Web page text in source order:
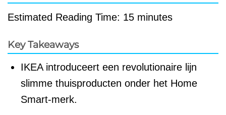
Estimated Reading Time: 15 minutes
Key Takeaways
IKEA introduceert een revolutionaire lijn
slimme thuisproducten onder het Home
Smart-merk.